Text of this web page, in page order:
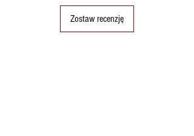
Zostaw recenzję